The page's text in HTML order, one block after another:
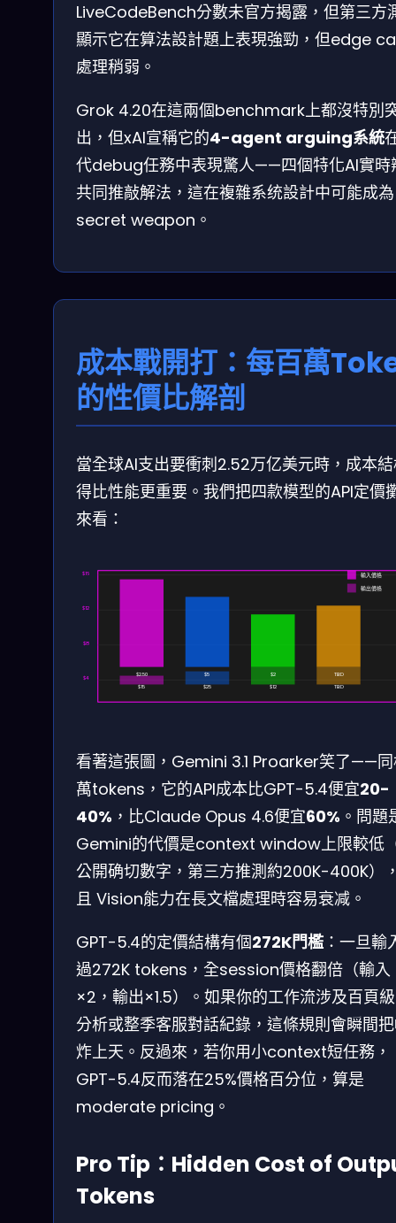
LiveCodeBench分數未官方揭露，但第三方
顯示它在算法設計題上表現強勁，但edge
處理稍弱。
Grok 4.20在這兩個benchmark上都沒特別
出，但xAI宣稱它的4-agent arguing系統
代debug任務中表現驚人——四個特化AI實時
共同推敲解法，這在複雜系统設計中可能成為
secret weapon。
成本戰開打：每百萬
的性價比解剖
當全球AI支出要衝刺2.52万亿美元時，成本
得比性能更重要。我們把四款模型的API定價
來看：
$16
$12
$8
$4
$2.50 $5 $2 TBD
$15 $25 $12 TBD
輸入價格
輸出價格
看著這張圖，Gemini 3.1 Proarker笑了——
萬tokens，它的API成本比GPT-5.4便宜20-
40% ，比Claude Opus 4.6便宜60% 。問題
Gemini的代價是context window上限較低
公開确切數字，第三方推測約200K-400K）
且 Vision能力在長文檔處理時容易衰减。
GPT-5.4的定價結構有個272K門檻 ：一旦輸
過272K tokens，全session價格翻倍（輸入
×2，輸出×1.5）。如果你的工作流涉及百頁級
分析或整季客服對話紀錄，這條規則會瞬間
炸上天。反過來，若你用小context短任務，
GPT-5.4反而落在25%價格百分位，算是
moderate pricing。
Pro Tip：Hidden Cost of
Tokens